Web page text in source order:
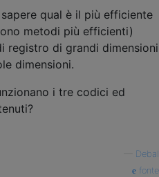
qual è il più efficiente
metodi più efficienti)
registro di grandi dimensioni
dimensioni.
i tre codici ed
Debal
fonte